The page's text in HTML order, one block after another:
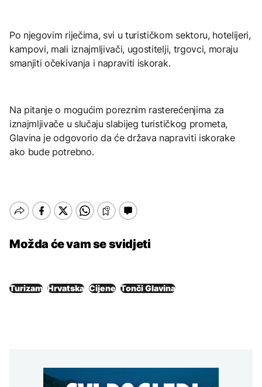
Po njegovim riječima, svi u turističkom sektoru, hotelijeri,
kampovi, mali iznajmljivači, ugostitelji, trgovci, moraju
smanjiti očekivanja i napraviti iskorak.
Na pitanje o mogućim poreznim rasterećenjima za
iznajmljivače u slučaju slabijeg turističkog prometa,
Glavina je odgovorio da će država napraviti iskorake
ako bude potrebno.
Možda će vam se svidjeti
Turizam Hrvatska Cijene Tonči Glavina